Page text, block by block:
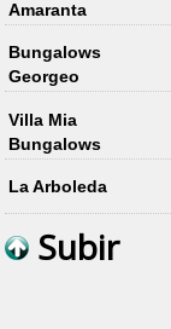
Amaranta
Bungalows
Georgeo
Villa Mia
Bungalows
La Arboleda
Subir